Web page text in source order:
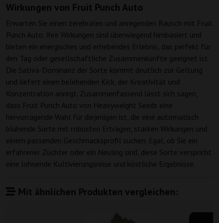
Wirkungen von Fruit Punch Auto
Erwarten Sie einen zerebralen und anregenden Rausch mit Fruit
Punch Auto. Ihre Wirkungen sind überwiegend hirnbasiert und
bieten ein energisches und erhebendes Erlebnis, das perfekt für
den Tag oder gesellschaftliche Zusammenkünfte geeignet ist.
Die Sativa-Dominanz der Sorte kommt deutlich zur Geltung
und liefert einen belebenden Kick, der Kreativität und
Konzentration anregt. Zusammenfassend lässt sich sagen,
dass Fruit Punch Auto von Heavyweight Seeds eine
hervorragende Wahl für diejenigen ist, die eine automatisch
blühende Sorte mit robusten Erträgen, starken Wirkungen und
einem passenden Geschmacksprofil suchen. Egal, ob Sie ein
erfahrener Züchter oder ein Neuling sind, diese Sorte verspricht
eine lohnende Kultivierungsreise und köstliche Ergebnisse.
Mit ähnlichen Produkten vergleichen: